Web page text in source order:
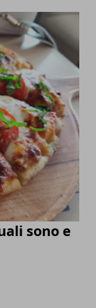
sono e